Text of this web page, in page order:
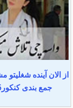
از الان آینده
جمع بندی کنکور1405